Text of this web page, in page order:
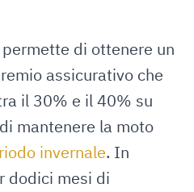
di ottenere un
assicurativo che
il 30% e il 40% su
mantenere la moto
invernale. In
dodici mesi di